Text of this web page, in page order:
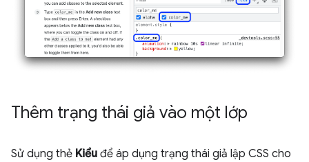
Thêm trạng thái giả vào một lớp
Sử dụng thẻ Kiểu để áp dụng trạng thái giả lập CSS cho